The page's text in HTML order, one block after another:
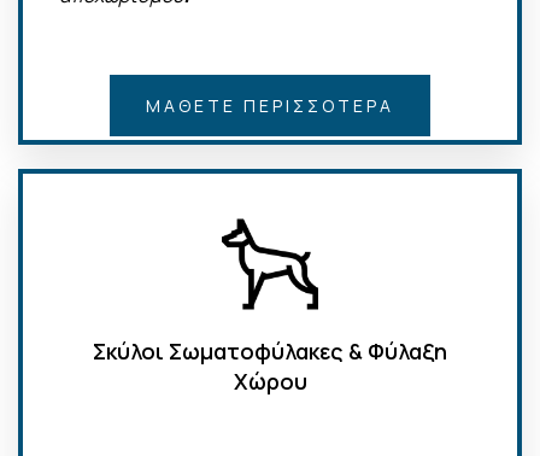
ΜΆΘΕΤΕ ΠΕΡΙΣΣΌΤΕΡΑ
Σκύλοι Σωματοφύλακες & Φύλαξη
Χώρου